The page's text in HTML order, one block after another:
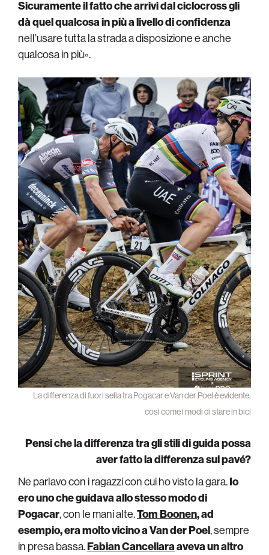
Sicuramente il fatto che arrivi dal ciclocross gli
dà quel qualcosa in più a livello di confidenza
nell’usare tutta la strada a disposizione e anche
qualcosa in più».
La differenza di fuori sella tra Pogacar e Van der Poel è evidente,
così come i modi di stare in bici
Pensi che la differenza tra gli stili di guida possa
aver fatto la differenza sul pavé?
Ne parlavo con i ragazzi con cui ho visto la gara.Io
ero uno che guidava allo stesso modo di
Pogacar, con le mani alte.Tom Boonen, ad
esempio, era molto vicino a Van der Poel, sempre
in presa bassa.Fabian Cancellaraaveva un altro